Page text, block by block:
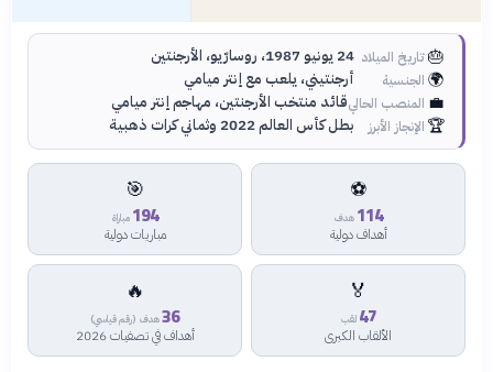
🎂تاريخ الميلاد 24 يونيو 1987، روسارّيو، الأرجنتين
🌍 الجنسية أرجنتيني، يلعب مع إنتر ميامي
💼 المنصب الحاليقائد منتخب الأرجنتين، مهاجم إنتر ميامي
🏆 الإنجاز الأبرز بطل كأس العالم 2022 وثماني كرات ذهبية
⚽
114 هدف
أهداف دولية
🎯
194 مباراة
مباريات دولية
🏅
47 لقب
الألقاب الكبرى
🔥
36هدف (رقم قياسي)
أهداف في تصفيات 2026